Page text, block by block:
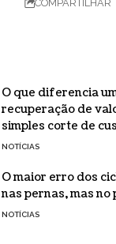
COMPARTILHAR
O que diferencia
recuperação de
simples corte de
NOTÍCIAS
O maior erro dos
nas pernas, mas
NOTÍCIAS